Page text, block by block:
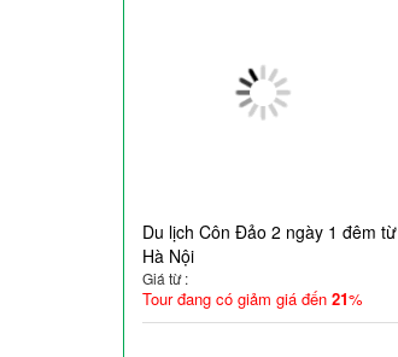
Du lịch Côn Đảo 2 ngày 1 đêm từ
Hà Nội
Giá từ :
Tour đang có giảm giá đến 21%